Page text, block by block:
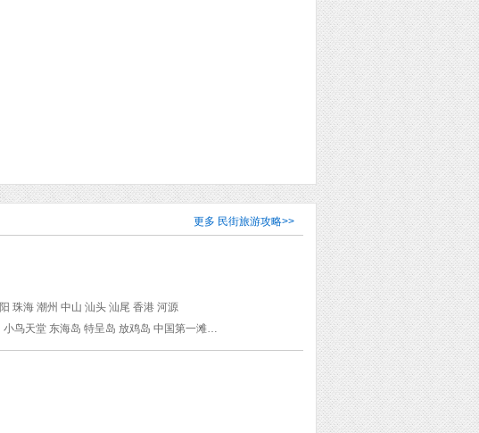
更多 民街旅游攻略>>
珠海 潮州 中山 汕头 汕尾 香港 河源
小梅沙 沙面 珠江 海心沙 莲花山公园 深圳博物馆 中山大学 世界之窗 鼎湖山 小鸟天堂 东海岛 特呈岛 放鸡岛 中国第一滩旅游度假区 水东兴记鸭粥店 东湖公园 湖光岩 湛江站 金沙湾海滨浴场 肇庆站 阅江楼 梅庵 七星岩景区 七星岩 披云楼 肇庆古城墙(宋城一路) 千灯湖公园 黄飞鸿纪念馆 佛山祖庙 佛山站 岭南天地 百花洲 梅州客天下景区 千佛宝塔 梅州站 剑英公园 梅江 东山书院 中国客家博物馆 黄遵宪故居 海滨公园 天后宫 潮汕机场 潮汕站 中山公园 福合沟无米粿甜汤粿品店 镇平粿汁店 三街会馆 汕头小公园 汕头开埠文化陈列馆 礐石风景区 汕头大学 汕头站 韩文公祠 己略黄公祠 海阳县儒学宫 牌坊街 许驸马府 广济桥 潮州西湖 城隍庙 揭阳站 揭阳学宫 凤山祖庙 汕尾站 深圳北站 深圳湾公园 深圳站 中环 香港动植物公园 香港岛 维多利亚港 九龙 通菜街 波鞋街 香港大学 花园街 旺角 铜锣湾 庙街 金鱼街 惠州火车站 惠州西湖 惠康汤粉店 河源站 亚洲第一高喷泉 细妹五香牛杂(信发楼店) 清晖园 民信老铺(东乐路店) 华盖路步行街 民信老铺(华盖路店) 仁信老铺(华盖路店) 江门东站 孙文西路 中山北站 岐江游船 香山商业文化博物馆 孙中山故居纪念馆 石岐佬(张溪店) 珠海站 情侣路 珠海渔女 大炮台 大三巴牌坊 官也街 珠海拱北口岸 澳门博物馆 澳门历史城区 新葡京娱乐场 广州塔 广州博物馆 中山纪念堂 越秀公园 五羊石雕 南越王博物院（王墓展区） 上下九步行街 宝华路 珠江夜游